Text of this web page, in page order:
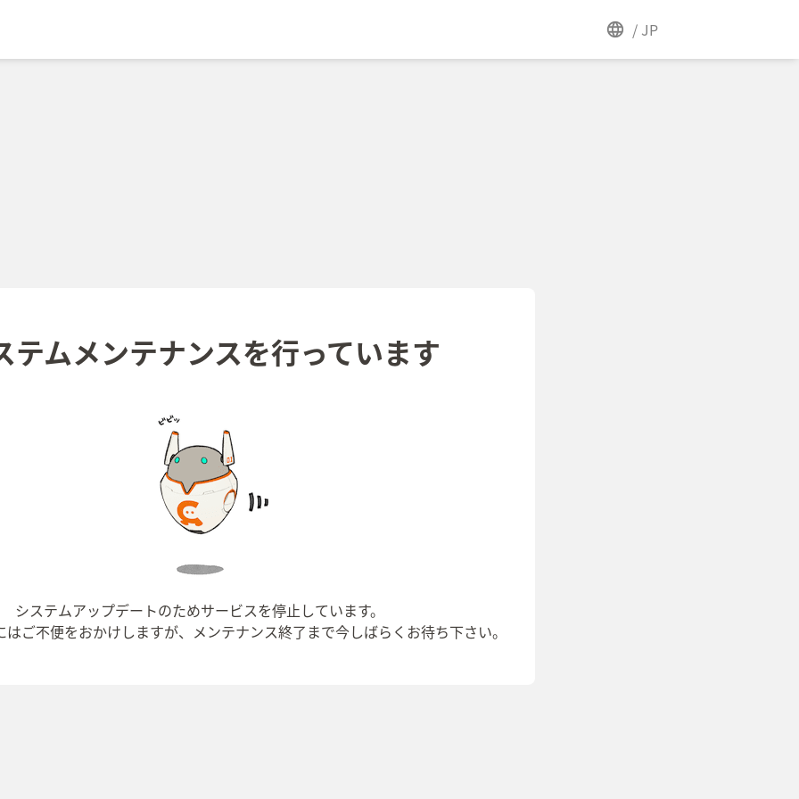
/ JP
テムメンテナンスを行っています
システムアップデートのためサービスを停止しています。
ご不便をおかけしますが、メンテナンス終了まで今しばらくお待ち下さい。